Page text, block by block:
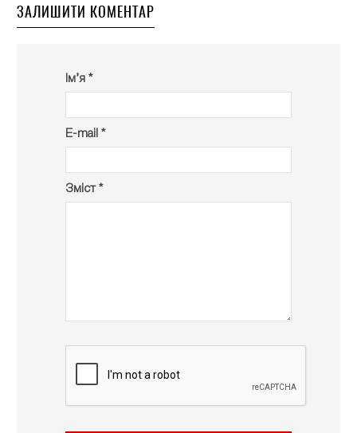
ЗАЛИШИТИ КОМЕНТАР
Ім’я *
E-mail *
Зміст *